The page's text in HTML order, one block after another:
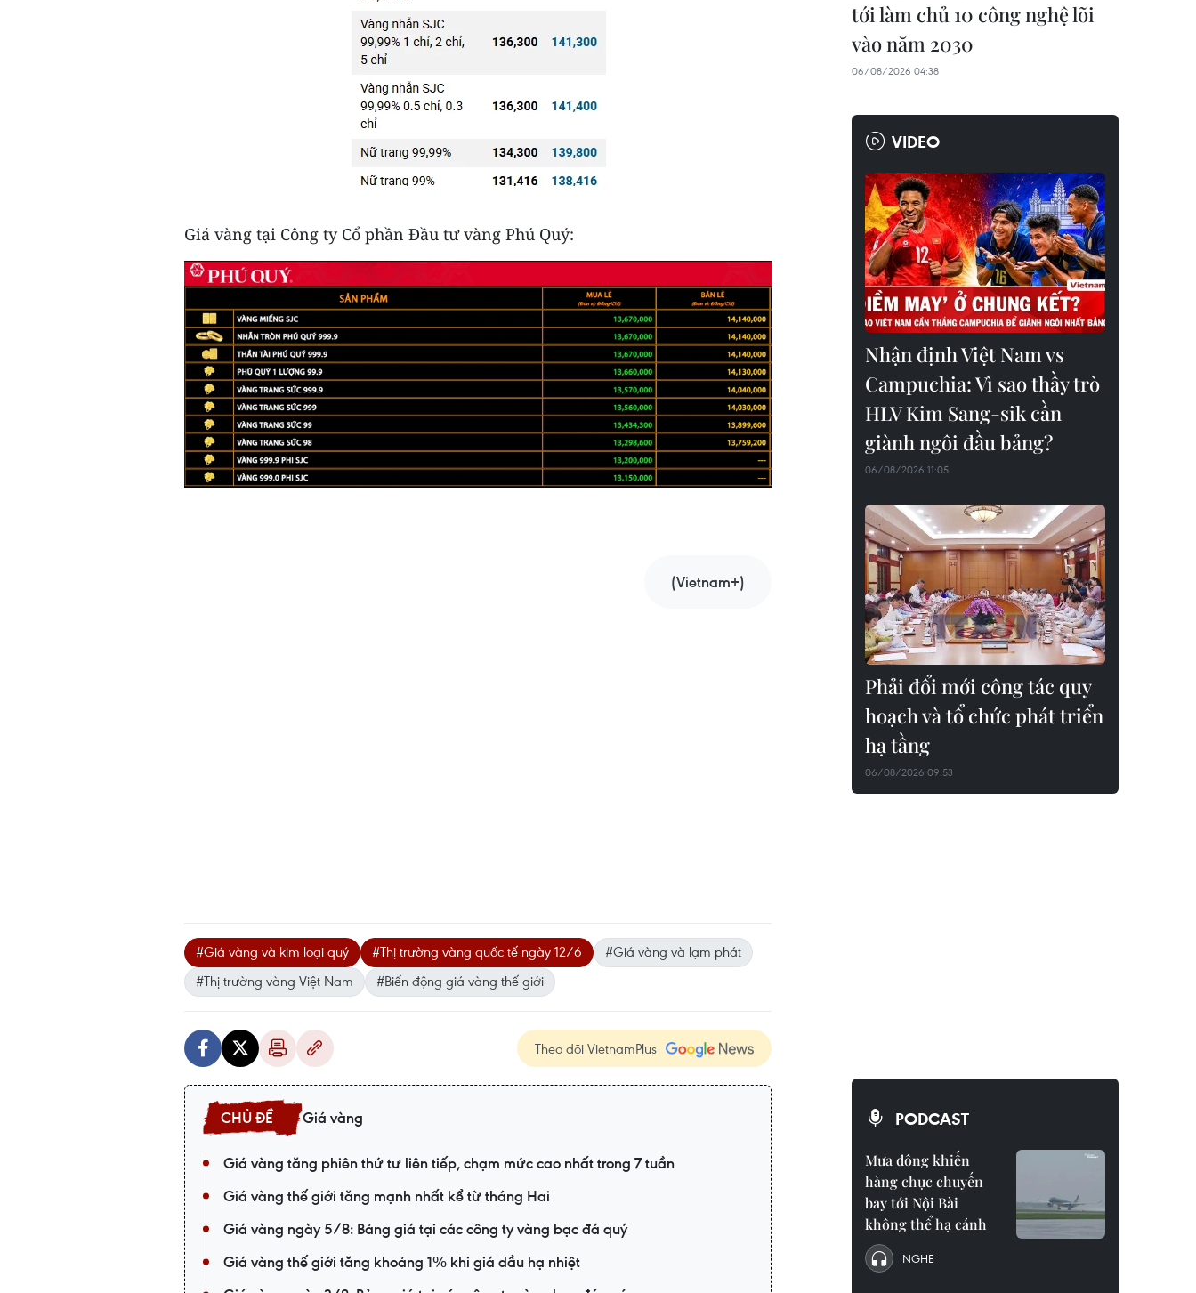
Giá vàng tại Công ty Cổ phần Đầu tư vàng Phú Quý:
(Vietnam+)
#Giá vàng và kim loại quý #Thị trường vàng quốc tế ngày 12/6
#Giá vàng và lạm phát
#Thị trường vàng Việt Nam
#Biến động giá vàng thế giới
Theo dõi VietnamPlus
Giá vàng
Giá vàng tăng phiên thứ tư liên tiếp, chạm mức cao nhất trong 7 tuần
Giá vàng thế giới tăng mạnh nhất kể từ tháng Hai
Giá vàng ngày 5/8: Bảng giá tại các công ty vàng bạc đá quý
Giá vàng thế giới tăng khoảng 1% khi giá dầu hạ nhiệt
tới làm chủ 10 công nghệ lõi
vào năm 2030
06/08/2026 04:38
VIDEO
Nhận định Việt Nam vs
Campuchia: Vì sao thầy trò
HLV Kim Sang-sik cần
giành ngôi đầu bảng?
06/08/2026 11:05
Phải đổi mới công tác quy
hoạch và tổ chức phát triển
hạ tầng
06/08/2026 09:53
PODCAST
Mưa dông khiến
hàng chục chuyến
bay tới Nội Bài
không thể hạ cánh
NGHE